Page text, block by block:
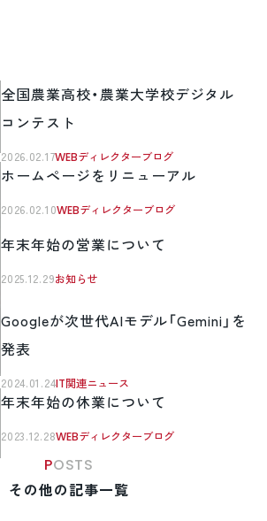
全国農業高校・農業大学校デジタル
コンテスト
2026.02.17WEBディレクターブログ
ホームページをリニューアル
2026.02.10WEBディレクターブログ
年末年始の営業について
2025.12.29お知らせ
Googleが次世代AIモデル「Gemini」を
発表
2024.01.24IT関連ニュース
年末年始の休業について
2023.12.28WEBディレクターブログ
POSTS
その他の記事一覧